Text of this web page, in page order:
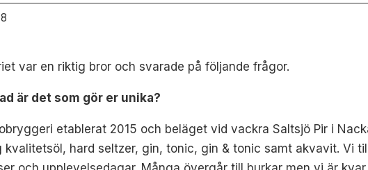
var en riktig bror och svarade på följande frågor.
är det som gör er unika?
etablerat 2015 och beläget vid vackra Saltsjö Pir i
kvalitetsöl, hard seltzer, gin, tonic, gin & tonic samt akvavit. Vi